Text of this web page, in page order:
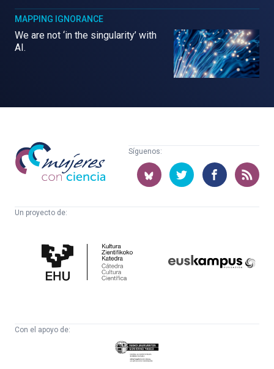
MAPPING IGNORANCE
We are not ‘in the singularity’ with
AI.
Mujeres
con
ciencia
Síguenos:
Un proyecto de:
Cultura
Científica
Con el apoyo de:
Eusko
Jaurlaritza